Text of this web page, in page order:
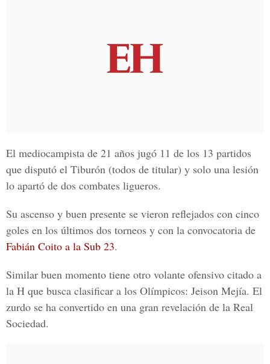
El mediocampista de 21 años jugó 11 de los 13 partidos
que disputó el Tiburón (todos de titular) y solo una lesión
lo apartó de dos combates ligueros.
Su ascenso y buen presente se vieron reflejados con cinco
goles en los últimos dos torneos y con la convocatoria de
Fabián Coito a la Sub 23.
Similar buen momento tiene otro volante ofensivo citado a
la H que busca clasificar a los Olímpicos: Jeison Mejía. El
zurdo se ha convertido en una gran revelación de la Real
Sociedad.